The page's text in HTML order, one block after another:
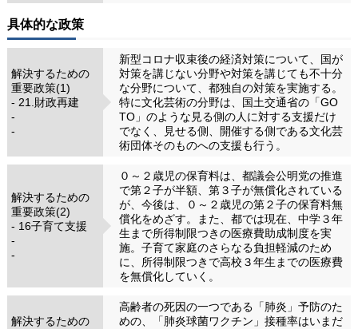
具体的な政策
解決するための
重要政策(1)
- 21.財政再建
-
-
新型コロナ収束後の経済対策について、国が
対策を講じない分野や対策を講じても不十分
な分野について、都独自の対策を実施する。
特に文化芸術の分野は、国土交通省の「GO
TO」のような見る側の人に対する支援だけ
でなく、見せる側、開催する側である文化芸
術団体そのものへの支援も行う。
解決するための
重要政策(2)
- 16子育て支援
-
-
０～２歳児の保育料は、都議会公明党の推進
で第２子が半額、第３子が無償化されている
が、今後は、０～２歳児の第２子の保育料無
償化をめざす。また、都では現在、中学３年
生まで所得制限つきの医療費助成制度を実
施。子育て家庭のさらなる負担軽減のため
に、所得制限つきで高校３年生までの医療費
を無償化していく。
解決するための
高齢者の死因の一つである「肺炎」予防のた
めの、「肺炎球菌ワクチン」接種率はいまだ